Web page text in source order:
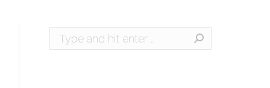
Search: